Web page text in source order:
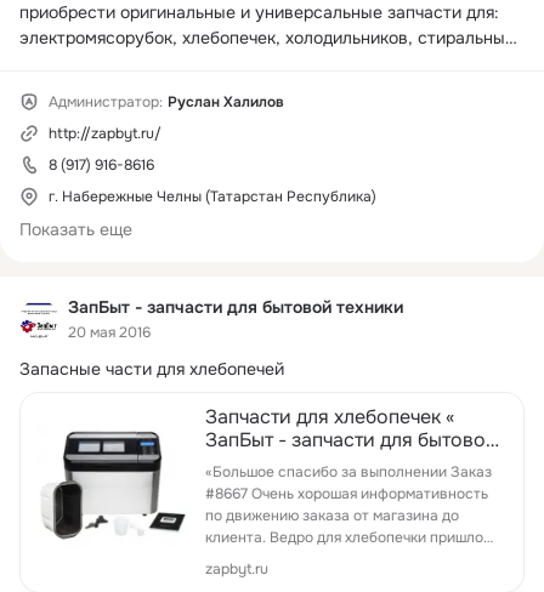
ЗапБыт - запчасти для бытовой техники
20 мая 2016
Запасные части для хлебопечей
Запчасти для хлебопечек «
ЗапБыт - запчасти для бытовой
техники
«Большое спасибо за выполнении Заказ
#8667 Очень хорошая информативность
по движению заказа от магазина до
клиента. Ведро для хлебопечки пришло
целенькое и красивое Сегодня у нас
будет св...
zapbyt.ru
приобрести оригинальные и универсальные запчасти для:
электромясорубок, хлебопечек, холодильников, стиральных
водонагревателей и другой бытовой техники.
На сегодняшний день мы можем предложить вам запчасти
для бытовой техники, таких известных мировых брендов как:
Braun, Bosch, Moulinex, Philips, Bork, Panasonic, Kenwood,
Tefal, Zelmer, Vitek, Scarlett, LG, Cameron, Stinol, Indesit,
Администратор: Руслан Халилов
http://zapbyt.ru/
8 (917) 916-8616
г. Набережные Челны (Татарстан Республика)
Показать еще